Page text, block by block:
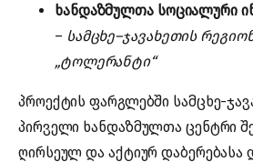
ხანდაზმულთა სოციალური
– სამცხე–ჯავახეთის
„ტოლერანტი“
პროექტის ფარგლებში სამცხე-
პირველი ხანდაზმულთა ცენტრი
ღირსეულ და აქტიურ დაბერებასა